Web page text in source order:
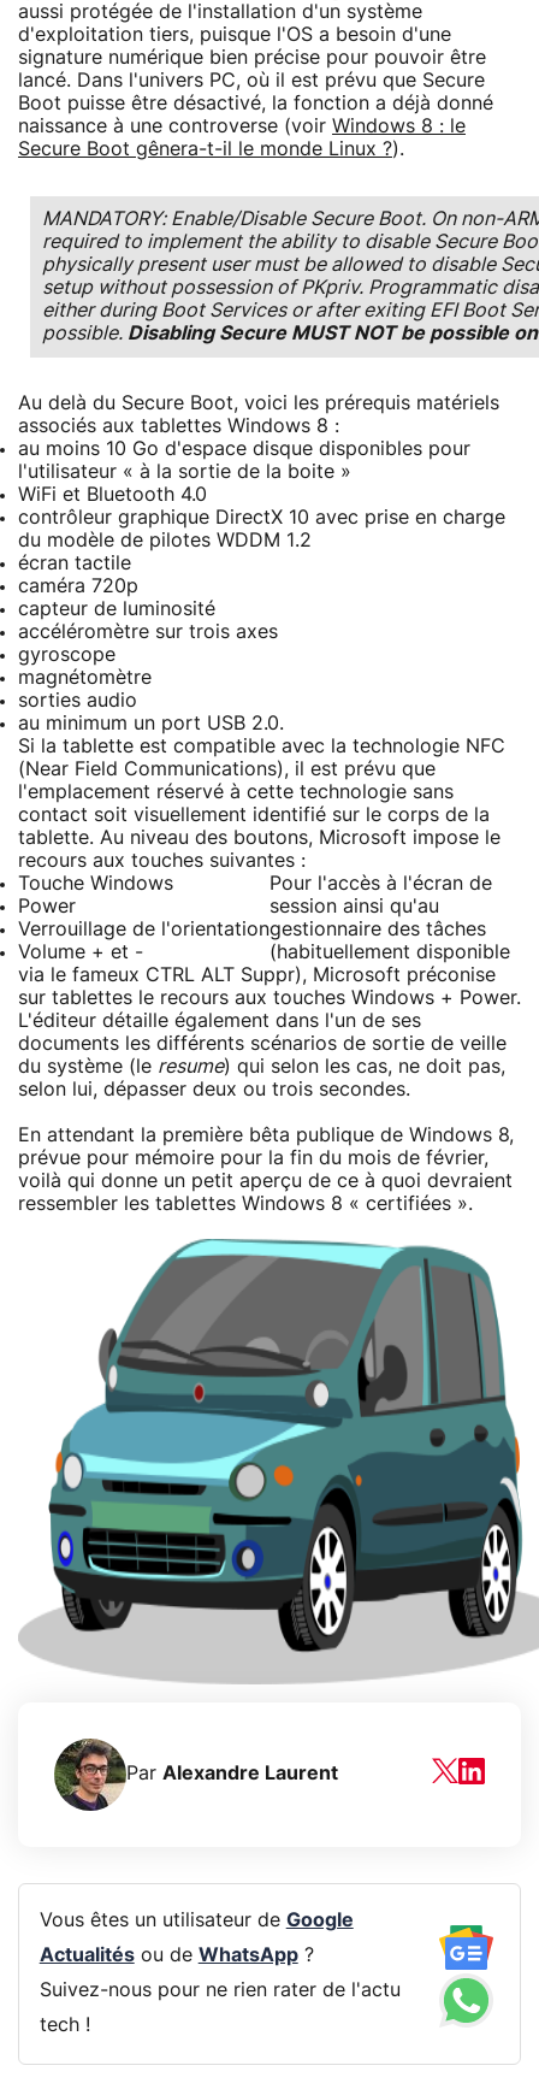
aussi protégée de l'installation d'un système
d'exploitation tiers, puisque l'OS a besoin d'une
signature numérique bien précise pour pouvoir être
lancé. Dans l'univers PC, où il est prévu que Secure
Boot puisse être désactivé, la fonction a déjà donné
naissance à une controverse (voir Windows 8 : le
Secure Boot gênera-t-il le monde Linux ?).
MANDATORY: Enable/Disable Secure Boot. On non-
required to implement the ability to disable Secure
physically present user must be allowed to disable
setup without possession of PKpriv. Programmatic
either during Boot Services or after exiting EFI Boot
possible. Disabling Secure MUST NOT be possible
Au delà du Secure Boot, voici les prérequis matériels
associés aux tablettes Windows 8 :
au moins 10 Go d'espace disque disponibles pour
l'utilisateur « à la sortie de la boite »
WiFi et Bluetooth 4.0
contrôleur graphique DirectX 10 avec prise en charge
du modèle de pilotes WDDM 1.2
écran tactile
caméra 720p
capteur de luminosité
accéléromètre sur trois axes
gyroscope
magnétomètre
sorties audio
au minimum un port USB 2.0.
Si la tablette est compatible avec la technologie NFC
(Near Field Communications), il est prévu que
l'emplacement réservé à cette technologie sans
contact soit visuellement identifié sur le corps de la
tablette. Au niveau des boutons, Microsoft impose le
recours aux touches suivantes :
Touche Windows
Power
Verrouillage de l'orientation
Volume + et -
Pour l'accès à l'écran de
session ainsi qu'au
gestionnaire des tâches
(habituellement disponible
via le fameux CTRL ALT Suppr), Microsoft préconise
sur tablettes le recours aux touches Windows + Power.
L'éditeur détaille également dans l'un de ses
documents les différents scénarios de sortie de veille
du système (le resume) qui selon les cas, ne doit pas,
selon lui, dépasser deux ou trois secondes.
En attendant la première bêta publique de Windows 8,
prévue pour mémoire pour la fin du mois de février,
voilà qui donne un petit aperçu de ce à quoi devraient
ressembler les tablettes Windows 8 « certifiées ».
Par Alexandre Laurent
Vous êtes un utilisateur de Google
Actualitésou de WhatsApp?
Suivez-nous pour ne rien rater de l'actu
tech !